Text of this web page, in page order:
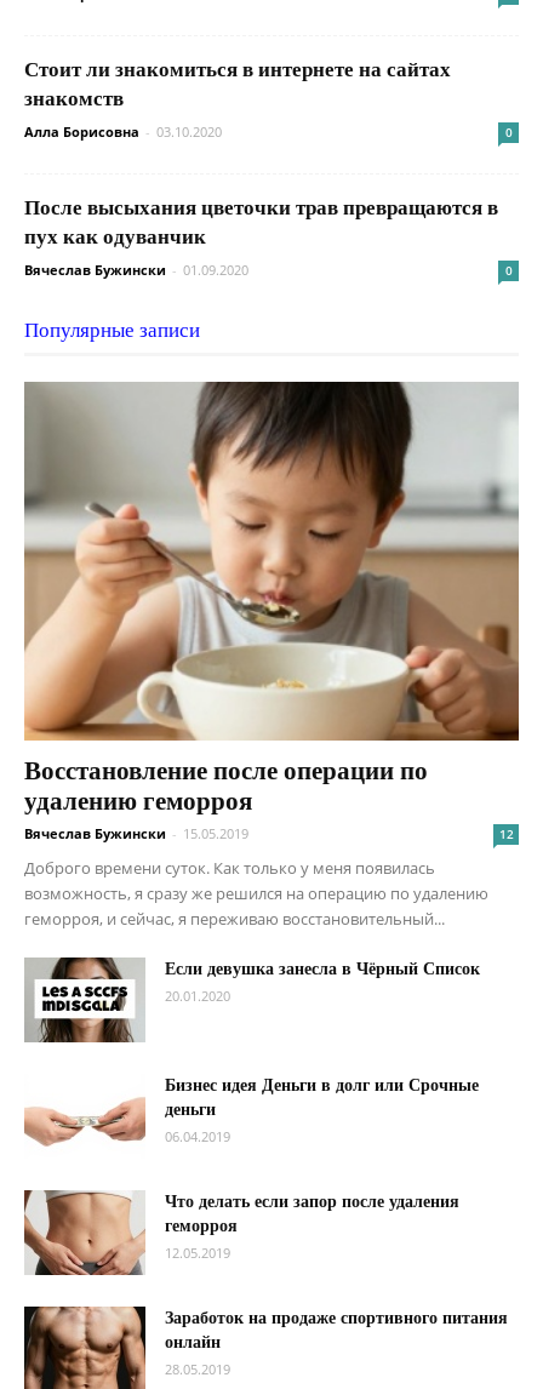
Стоит ли знакомиться в интернете на сайтах
знакомств
Алла Борисовна - 03.10.2020 0
После высыхания цветочки трав превращаются в
пух как одуванчик
Вячеслав Бужински - 01.09.2020 0
Популярные записи
Восстановление после операции по
удалению геморроя
Вячеслав Бужински - 15.05.2019 12
Доброго времени суток. Как только у меня появилась
возможность, я сразу же решился на операцию по удалению
геморроя, и сейчас, я переживаю восстановительный...
Если девушка занесла в Чёрный Список
20.01.2020
Бизнес идея Деньги в долг или Срочные
деньги
06.04.2019
Что делать если запор после удаления
геморроя
12.05.2019
Заработок на продаже спортивного питания
онлайн
28.05.2019